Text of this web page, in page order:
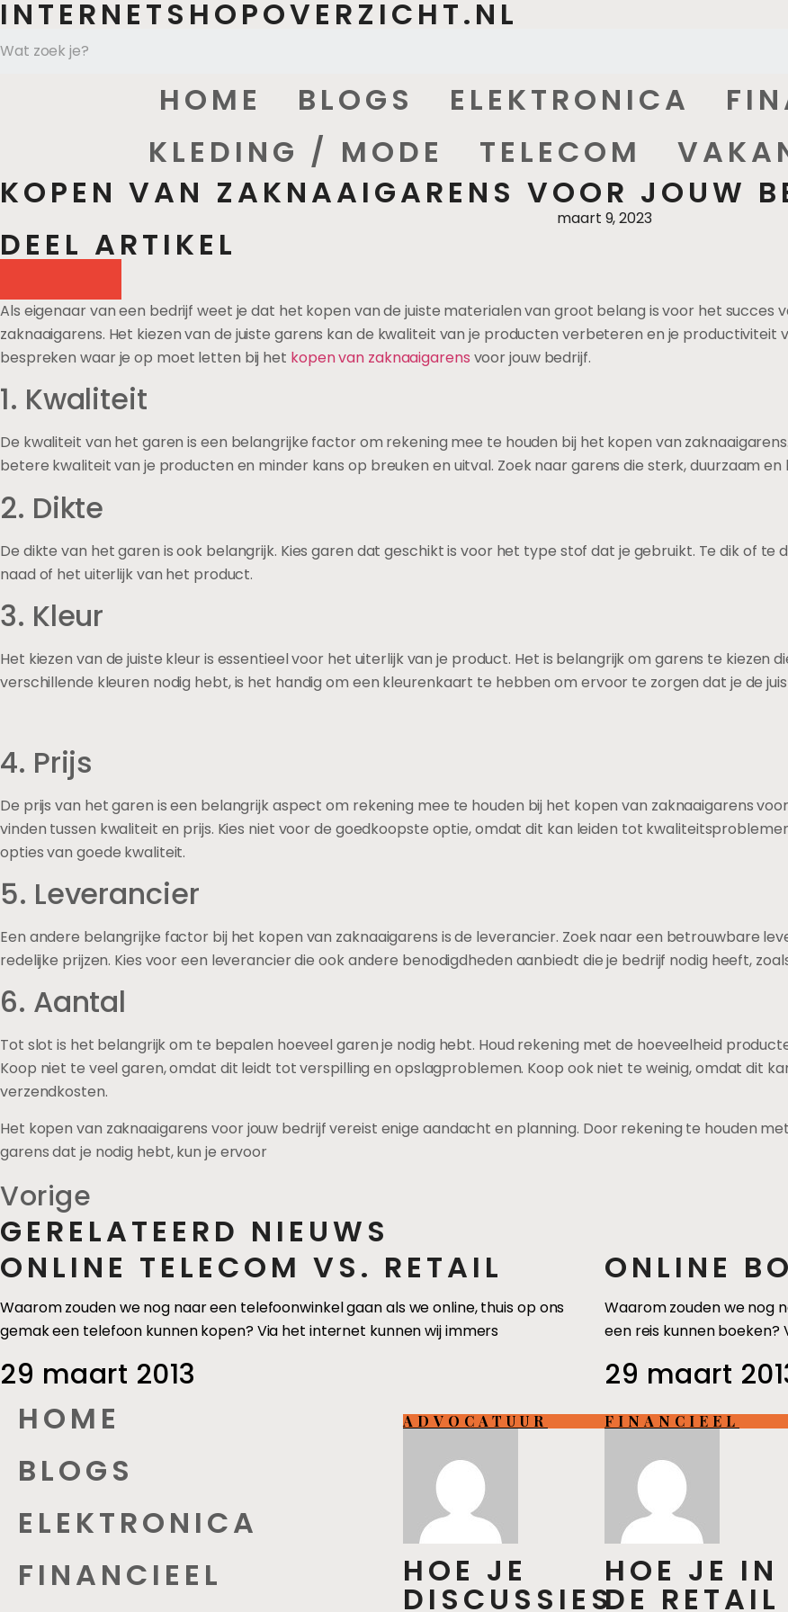
INTERNETSHOPOVERZICHT.NL
HOME BLOGS ELEKTRONICA
KLEDING / MODE
TELECOM
KOPEN VAN ZAKNAAIGARENS VOOR JOUW
maart 9, 2023
DEEL ARTIKEL
Als eigenaar van een bedrijf weet je dat het kopen van de juiste materialen van groot belang is voor het succes
zaknaaigarens. Het kiezen van de juiste garens kan de kwaliteit van je producten verbeteren en je
bespreken waar je op moet letten bij het kopen van zaknaaigarens voor jouw bedrijf.
1. Kwaliteit
De kwaliteit van het garen is een belangrijke factor om rekening mee te houden bij het kopen van
betere kwaliteit van je producten en minder kans op breuken en uitval. Zoek naar garens die sterk, duurzaam en
2. Dikte
De dikte van het garen is ook belangrijk. Kies garen dat geschikt is voor het type stof dat je gebruikt. Te dik of
naad of het uiterlijk van het product.
3. Kleur
Het kiezen van de juiste kleur is essentieel voor het uiterlijk van je product. Het is belangrijk om garens te kiezen
verschillende kleuren nodig hebt, is het handig om een kleurenkaart te hebben om ervoor te zorgen dat je de
4. Prijs
De prijs van het garen is een belangrijk aspect om rekening mee te houden bij het kopen van zaknaaigarens
vinden tussen kwaliteit en prijs. Kies niet voor de goedkoopste optie, omdat dit kan leiden tot
opties van goede kwaliteit.
5. Leverancier
Een andere belangrijke factor bij het kopen van zaknaaigarens is de leverancier. Zoek naar een betrouwbare
redelijke prijzen. Kies voor een leverancier die ook andere benodigdheden aanbiedt die je bedrijf nodig heeft,
6. Aantal
Tot slot is het belangrijk om te bepalen hoeveel garen je nodig hebt. Houd rekening met de hoeveelheid
Koop niet te veel garen, omdat dit leidt tot verspilling en opslagproblemen. Koop ook niet te weinig, omdat dit
verzendkosten.
Het kopen van zaknaaigarens voor jouw bedrijf vereist enige aandacht en planning. Door rekening te houden
garens dat je nodig hebt, kun je ervoor
Vorige
GERELATEERD NIEUWS
ONLINE TELECOM VS. RETAIL
Waarom zouden we nog naar een telefoonwinkel gaan als we online, thuis op ons
gemak een telefoon kunnen kopen? Via het internet kunnen wij immers
29 maart 2013
ONLINE
Waarom zouden we nog
een reis kunnen
29 maart
HOME
BLOGS
ELEKTRONICA
FINANCIEEL
ADVOCATUUR
HOE JE
DISCUSSIES
FINANCIEEL
HOE JE IN
DE RETAIL